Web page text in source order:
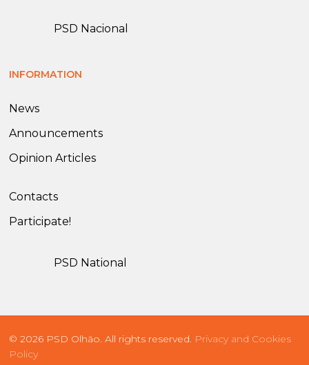
PSD Nacional
INFORMATION
News
Announcements
Opinion Articles
Contacts
Participate!
PSD National
© 2026 PSD Olhão. All rights reserved. Privacy and Cookies
Policy